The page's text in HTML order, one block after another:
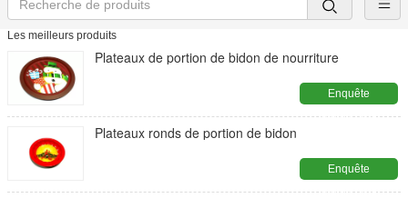
Les meilleurs produits
Plateaux de portion de bidon de nourriture
Enquête
maintenant
Plateaux ronds de portion de bidon
Enquête
maintenant